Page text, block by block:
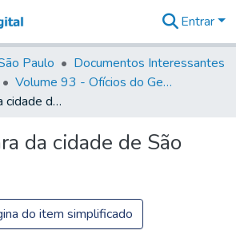
&
Coleções
Tudo na
Biblioteca
Estatísticas
Entrar
Paulo
Documentos Interessantes
Volume 93 - Ofícios do General D. Luiz em favor da praça do Iguatemi (1775)
Para a Câmara da cidade de São Paulo
da cidade de São
do item simplificado